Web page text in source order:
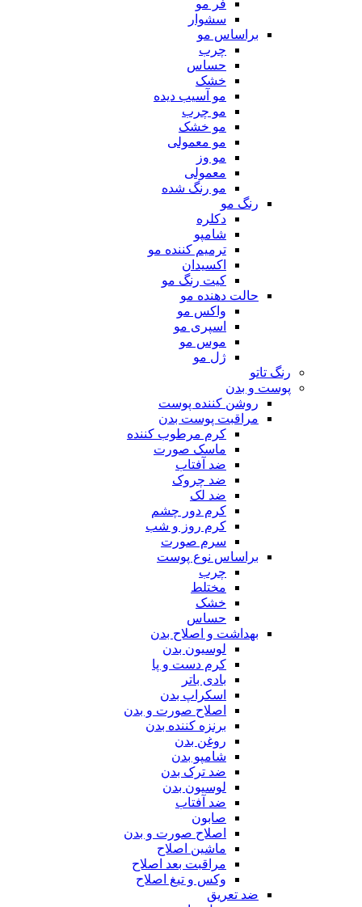
فر مو
سشوار
براساس مو
چرب
حساس
خشک
مو آسیب دیده
مو چرب
مو خشک
مو معمولی
مو وز
معمولی
مو رنگ شده
رنگ مو
دکلره
شامپو
ترمیم کننده مو
اکسیدان
کیت رنگ مو
حالت دهنده مو
واکس مو
اسپری مو
موس مو
ژل مو
رنگ تاتو
پوست و بدن
روشن کننده پوست
مراقبت پوست بدن
کرم مرطوب کننده
ماسک صورت
ضد آفتاب
ضد چروک
ضد لک
کرم دور چشم
کرم روز و شب
سرم صورت
براساس نوع پوست
چرب
مختلط
خشک
حساس
بهداشت و اصلاح بدن
لوسیون بدن
کرم دست و پا
بادی باتر
اسکراپ بدن
اصلاح صورت و بدن
برنزه کننده بدن
روغن بدن
شامپو بدن
ضد ترک بدن
لوسیون بدن
ضد آفتاب
صابون
اصلاح صورت و بدن
ماشین اصلاح
مراقبت بعد اصلاح
وکس و تیغ اصلاح
ضد تعریق